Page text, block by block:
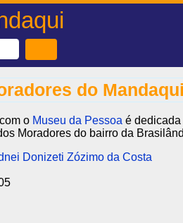
do
o Museu da Pessoa é
Moradores do bairro da
Donizeti Zózimo da Costa